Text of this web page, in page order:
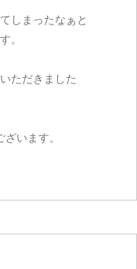
しまったなぁと
。
ただきました
います。